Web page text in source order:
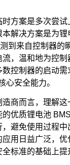
方案是多次尝
解决方案是为
到来自控制器的
，温和地为控
控制器的启动
心安全能力。
商而言，理解这
优质锂电池
避免使用过程
用日益广泛，
标准的基础上提